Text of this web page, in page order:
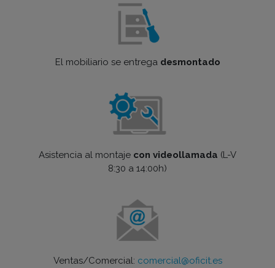
El mobiliario se entrega desmontado
Asistencia al montaje con videollamada (L-V
8:30 a 14:00h)
Ventas/Comercial: comercial@oficit.es